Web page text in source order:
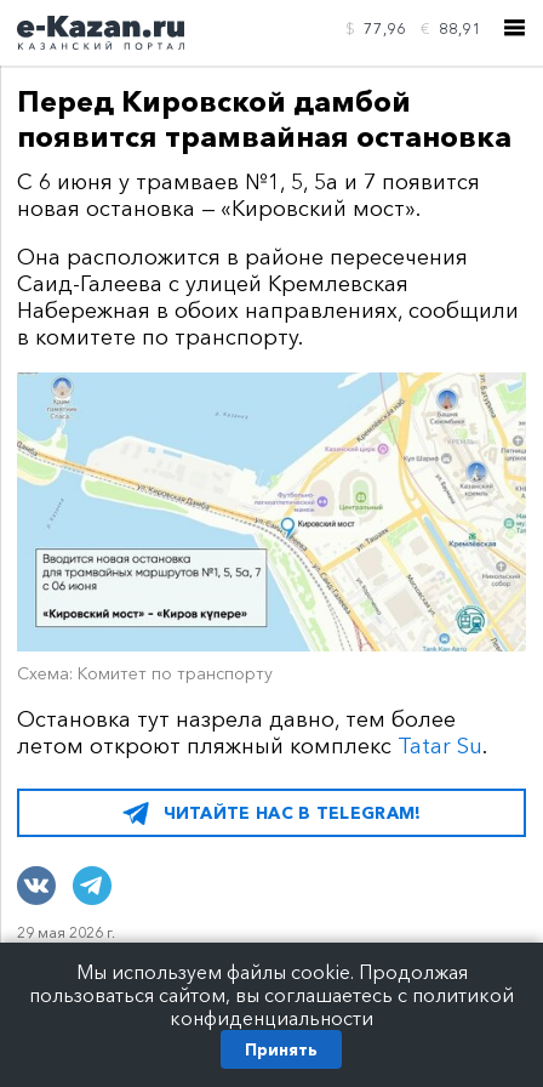
$ 77,96 € 88,91
КОНТАКТЫ
Перед Кировской дамбой
появится трамвайная остановка
С 6 июня у трамваев №1, 5, 5а и 7 появится
новая остановка — «Кировский мост».
Она расположится в районе пересечения
Саид-Галеева с улицей Кремлевская
Набережная в обоих направлениях, сообщили
в комитете по транспорту.
Схема: Комитет по транспорту
Остановка тут назрела давно, тем более
летом откроют пляжный комплекс Tatar Su.
ЧИТАЙТЕ НАС В TELEGRAM!
29 мая 2026 г.
Из-за НУР-феста на
Кремлевской будут перекрытия
Мы используем файлы cookie. Продолжая
пользоваться сайтом, вы соглашаетесь с политикой
конфиденциальности
Принять